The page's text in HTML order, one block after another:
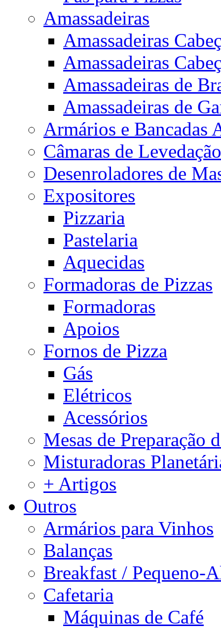
Amassadeiras
Amassadeiras
Amassadeiras
Amassadeiras de
Amassadeiras de
Armários e Bancadas
Câmaras de Levedação
Desenroladores de
Expositores
Pizzaria
Pastelaria
Aquecidas
Formadoras de Pizzas
Formadoras
Apoios
Fornos de Pizza
Gás
Elétricos
Acessórios
Mesas de Preparação
Misturadoras
+ Artigos
Outros
Armários para Vinhos
Balanças
Breakfast / Pequeno-
Cafetaria
Máquinas de Café